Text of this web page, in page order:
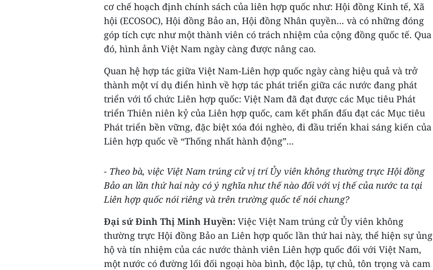
cơ chế hoạch định chính sách của liên hợp quốc như: Hội đồng Kinh tế, Xã
hội (ECOSOC), Hội đồng Bảo an, Hội đồng Nhân quyền... và có những đóng
góp tích cực như một thành viên có trách nhiệm của cộng đồng quốc tế. Qua
đó, hình ảnh Việt Nam ngày càng được nâng cao.
Quan hệ hợp tác giữa Việt Nam-Liên hợp quốc ngày càng hiệu quả và trở
thành một ví dụ điển hình về hợp tác phát triển giữa các nước đang phát
triển với tổ chức Liên hợp quốc: Việt Nam đã đạt được các Mục tiêu Phát
triển Thiên niên kỷ của Liên hợp quốc, cam kết phấn đấu đạt các Mục tiêu
Phát triển bền vững, đặc biệt xóa đói nghèo, đi đầu triển khai sáng kiến của
Liên hợp quốc về “Thống nhất hành động”...
- Theo bà, việc Việt Nam trúng cử vị trí Ủy viên không thường trực Hội đồng
Bảo an lần thứ hai này có ý nghĩa như thế nào đối với vị thế của nước ta tại
Liên hợp quốc nói riêng và trên trường quốc tế nói chung?
Đại sứ Đinh Thị Minh Huyền: Việc Việt Nam trúng cử Ủy viên không
thường trực Hội đồng Bảo an Liên hợp quốc lần thứ hai này, thể hiện sự ủng
hộ và tín nhiệm của các nước thành viên Liên hợp quốc đối với Việt Nam,
một nước có đường lối đối ngoại hòa bình, độc lập, tự chủ, tôn trọng và cam